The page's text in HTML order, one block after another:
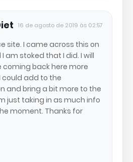
16 de agosto de 2019 às 02:57
site. I came across this on
am stoked that I did. I will
coming back here more
could add to the
and bring a bit more to the
just taking in as much info
moment. Thanks for